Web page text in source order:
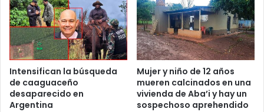
Intensifican la búsqueda
de caaguaceño
desaparecido en
Argentina
Mujer y niño de 12 años
mueren calcinados en una
vivienda de Aba’i y hay un
sospechoso aprehendido